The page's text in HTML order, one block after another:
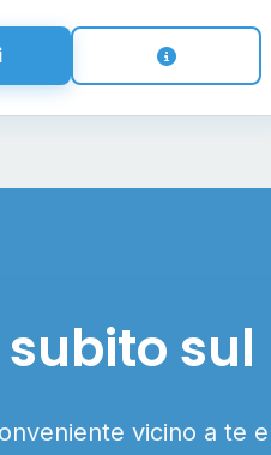
sul
vicino a te